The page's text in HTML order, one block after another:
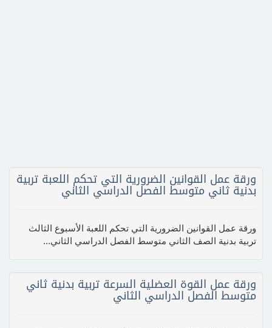
ورقة عمل القوانين الضرورية التي تحكم اللعبة تربية
بدنية ثاني متوسط الفصل الدراسي الثاني
ورقة عمل القوانين الضرورية التي تحكم اللعبة الأسبوع الثالث
تربية بدنية الصف الثاني متوسط الفصل الدراسي الثاني...
ورقة عمل القوة العضلية السرعة تربية بدنية ثاني
متوسط الفصل الدراسي الثاني